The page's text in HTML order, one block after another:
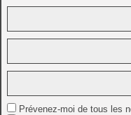
Prévenez-moi de tous les